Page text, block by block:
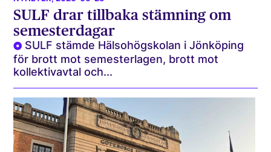
SULF drar tillbaka stämning om
semesterdagar
SULF stämde Hälsohögskolan i Jönköping
för brott mot semesterlagen, brott mot
kollektivavtal och...